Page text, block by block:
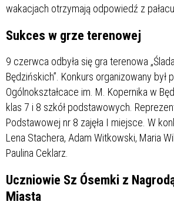
wakacjach otrzymają odpowiedź z
Sukces w grze terenowej
9 czerwca odbyła się gra terenowa
Będzińskich”. Konkurs organizowany był
Ogólnokształcace im. M. Kopernika w
klas 7 i 8 szkół podstawowych.
Podstawowej nr 8 zajęła I miejsce. W
Lena Stachera, Adam Witkowski, Maria
Paulina Ceklarz.
Uczniowie Sz Ósemki z
Miasta